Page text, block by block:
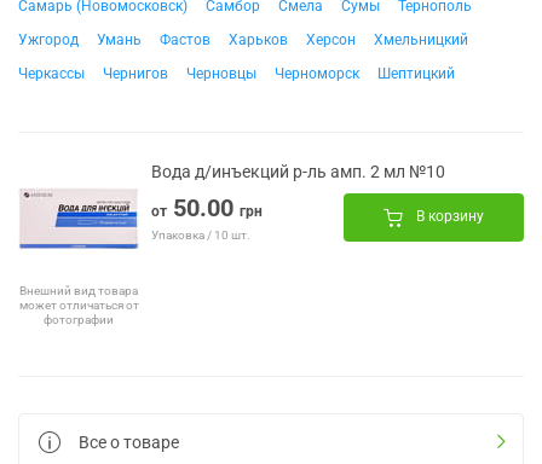
Самарь (Новомосковск)
Самбор Смела Сумы
Тернополь
Ужгород
Умань Фастов Харьков Херсон
Хмельницкий
Черкассы
Чернигов Черновцы Черноморск Шептицкий
Внешний вид товара
может отличаться от
фотографии
Вода д/инъекций р-ль амп. 2 мл №10
от 50.00 грн
Упаковка / 10 шт.
В корзину
Все о товаре